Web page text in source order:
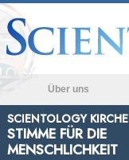
Über uns
SCIENTOLOGY KIRCHE
STIMME FÜR DIE
MENSCHLICHKEIT